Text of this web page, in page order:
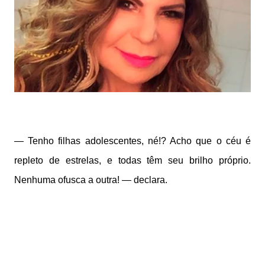
— Tenho filhas adolescentes, né!? Acho que o céu é
repleto de estrelas, e todas têm seu brilho próprio.
Nenhuma ofusca a outra! — declara.